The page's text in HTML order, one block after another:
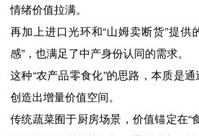
情绪价值拉满。
再加上进口光环和“山姆卖断货”提供
感”，也满足了中产身份认同的需求。
这种“农产品零食化”的思路，本质是
创造出增量价值空间。
传统蔬菜囿于厨房场景，价值锚定在“